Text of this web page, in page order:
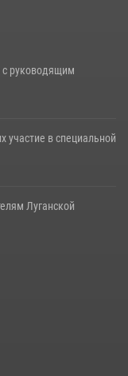
с руководящим
в специальной
Луганской